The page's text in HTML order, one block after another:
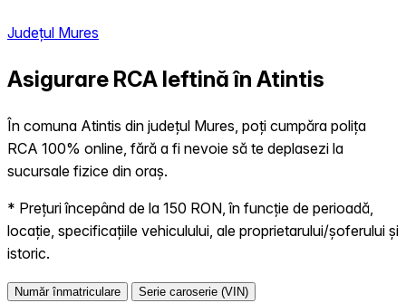
Județul Mures
Asigurare RCA Ieftină în Atintis
În comuna Atintis din județul Mures, poți cumpăra polița
RCA 100% online, fără a fi nevoie să te deplasezi la
sucursale fizice din oraș.
* Prețuri începând de la 150 RON, în funcție de perioadă,
locație, specificațiile vehiculului, ale proprietarului/șoferului și
istoric.
Număr înmatriculare Serie caroserie (VIN)